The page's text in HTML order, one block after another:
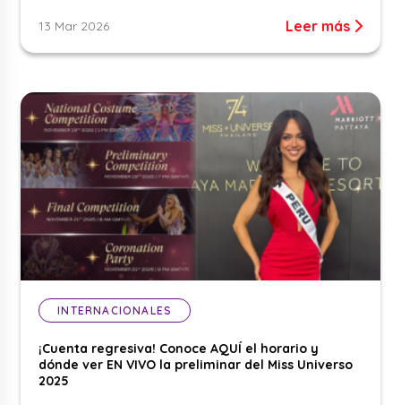
13 Mar 2026 Leer más
INTERNACIONALES
¡Cuenta regresiva! Conoce AQUÍ el horario y
dónde ver EN VIVO la preliminar del Miss Universo
2025